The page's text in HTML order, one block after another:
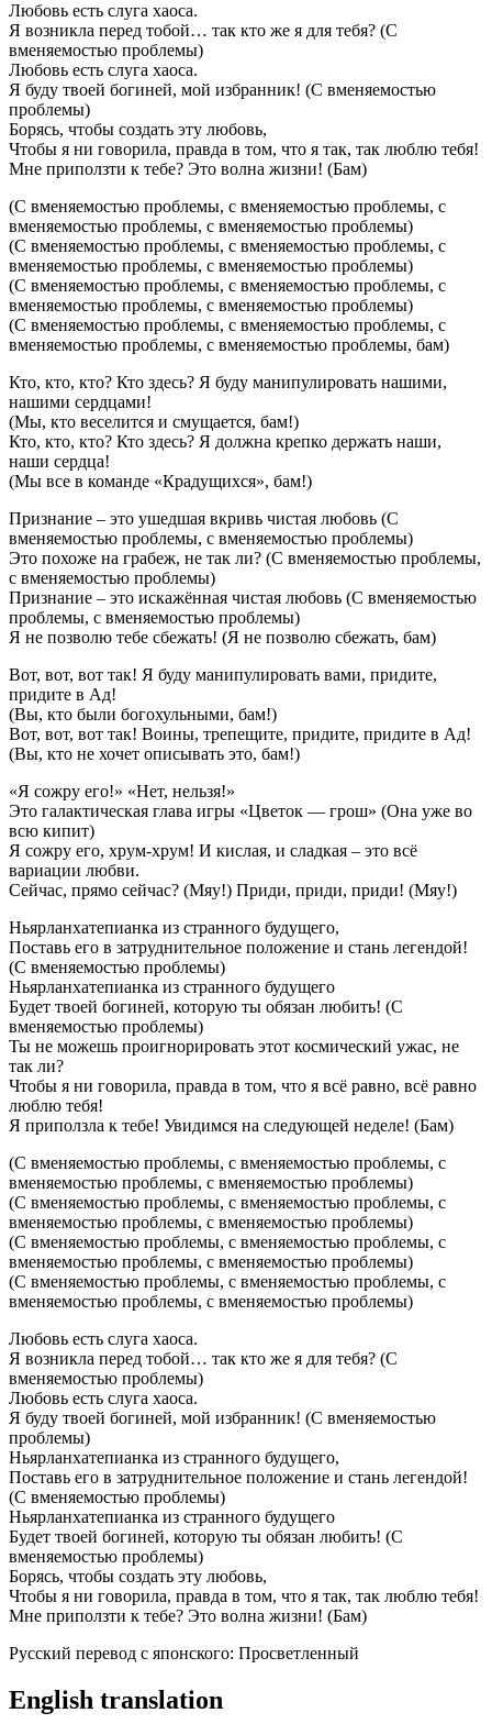
Любовь есть слуга хаоса.
Я возникла перед тобой… так кто же я для тебя? (С
вменяемостью проблемы)
Любовь есть слуга хаоса.
Я буду твоей богиней, мой избранник! (С вменяемостью
проблемы)
Борясь, чтобы создать эту любовь,
Чтобы я ни говорила, правда в том, что я так, так люблю тебя!
Мне приползти к тебе? Это волна жизни! (Бам)
(С вменяемостью проблемы, с вменяемостью проблемы, с
вменяемостью проблемы, с вменяемостью проблемы)
(С вменяемостью проблемы, с вменяемостью проблемы, с
вменяемостью проблемы, с вменяемостью проблемы)
(С вменяемостью проблемы, с вменяемостью проблемы, с
вменяемостью проблемы, с вменяемостью проблемы)
(С вменяемостью проблемы, с вменяемостью проблемы, с
вменяемостью проблемы, с вменяемостью проблемы, бам)
Кто, кто, кто? Кто здесь? Я буду манипулировать нашими,
нашими сердцами!
(Мы, кто веселится и смущается, бам!)
Кто, кто, кто? Кто здесь? Я должна крепко держать наши,
наши сердца!
(Мы все в команде «Крадущихся», бам!)
Признание – это ушедшая вкривь чистая любовь (С
вменяемостью проблемы, с вменяемостью проблемы)
Это похоже на грабеж, не так ли? (С вменяемостью проблемы,
с вменяемостью проблемы)
Признание – это искажённая чистая любовь (С вменяемостью
проблемы, с вменяемостью проблемы)
Я не позволю тебе сбежать! (Я не позволю сбежать, бам)
Вот, вот, вот так! Я буду манипулировать вами, придите,
придите в Ад!
(Вы, кто были богохульными, бам!)
Вот, вот, вот так! Воины, трепещите, придите, придите в Ад!
(Вы, кто не хочет описывать это, бам!)
«Я сожру его!» «Нет, нельзя!»
Это галактическая глава игры «Цветок — грош» (Она уже во
всю кипит)
Я сожру его, хрум-хрум! И кислая, и сладкая – это всё
вариации любви.
Сейчас, прямо сейчас? (Мяу!) Приди, приди, приди! (Мяу!)
Ньярланхатепианка из странного будущего,
Поставь его в затруднительное положение и стань легендой!
(С вменяемостью проблемы)
Ньярланхатепианка из странного будущего
Будет твоей богиней, которую ты обязан любить! (С
вменяемостью проблемы)
Ты не можешь проигнорировать этот космический ужас, не
так ли?
Чтобы я ни говорила, правда в том, что я всё равно, всё равно
люблю тебя!
Я приползла к тебе! Увидимся на следующей неделе! (Бам)
(С вменяемостью проблемы, с вменяемостью проблемы, с
вменяемостью проблемы, с вменяемостью проблемы)
(С вменяемостью проблемы, с вменяемостью проблемы, с
вменяемостью проблемы, с вменяемостью проблемы)
(С вменяемостью проблемы, с вменяемостью проблемы, с
вменяемостью проблемы, с вменяемостью проблемы)
(С вменяемостью проблемы, с вменяемостью проблемы, с
вменяемостью проблемы, с вменяемостью проблемы)
Любовь есть слуга хаоса.
Я возникла перед тобой… так кто же я для тебя? (С
вменяемостью проблемы)
Любовь есть слуга хаоса.
Я буду твоей богиней, мой избранник! (С вменяемостью
проблемы)
Ньярланхатепианка из странного будущего,
Поставь его в затруднительное положение и стань легендой!
(С вменяемостью проблемы)
Ньярланхатепианка из странного будущего
Будет твоей богиней, которую ты обязан любить! (С
вменяемостью проблемы)
Борясь, чтобы создать эту любовь,
Чтобы я ни говорила, правда в том, что я так, так люблю тебя!
Мне приползти к тебе? Это волна жизни! (Бам)
Русский перевод с японского: Просветленный
English translation